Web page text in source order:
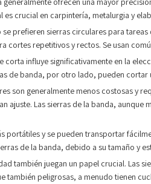
crucial en carpintería, metalurgia y
se prefieren sierras circulares para
cortes repetitivos y rectos. Se usan
corta influye significativamente en la
de banda, por otro lado, pueden
son generalmente menos costosas y
ajuste. Las sierras de la banda,
portátiles y se pueden transportar
de la banda, debido a su tamaño y
también juegan un papel crucial. Las
también peligrosas, a menudo tienen